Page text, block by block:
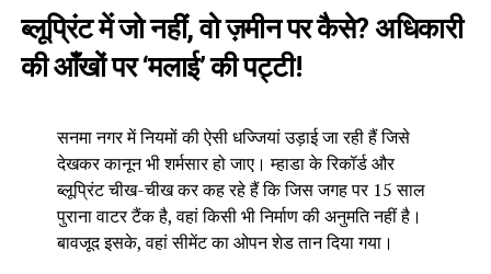
ब्लूप्रिंट में जो नहीं, वो ज़मीन पर कैसे? अधिकारी
की आँखों पर ‘मलाई’ की पट्टी!
सनमा नगर में नियमों की ऐसी धज्जियां उड़ाई जा रही हैं जिसे
देखकर कानून भी शर्मसार हो जाए। म्हाडा के रिकॉर्ड और
ब्लूप्रिंट चीख-चीख कर कह रहे हैं कि जिस जगह पर 15 साल
पुराना वाटर टैंक है, वहां किसी भी निर्माण की अनुमति नहीं है।
बावजूद इसके, वहां सीमेंट का ओपन शेड तान दिया गया।